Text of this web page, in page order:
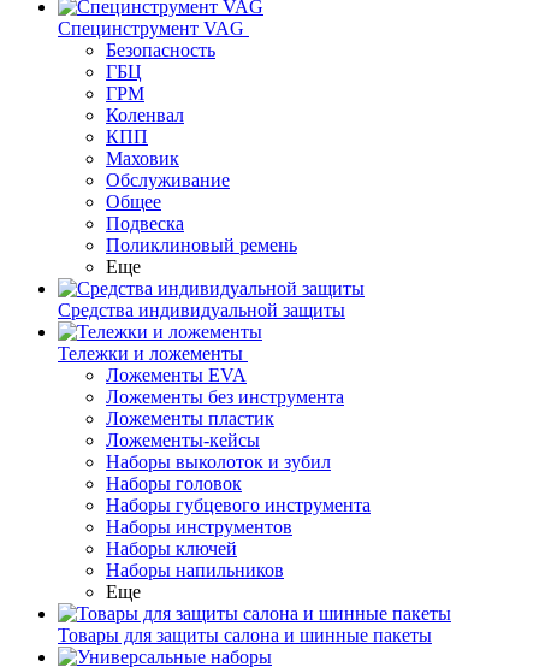
Специнструмент VAG
Безопасность
ГБЦ
ГРМ
Коленвал
КПП
Маховик
Обслуживание
Общее
Подвеска
Поликлиновый ремень
Еще
Средства индивидуальной защиты
Тележки и ложементы
Ложементы EVA
Ложементы без инструмента
Ложементы пластик
Ложементы-кейсы
Наборы выколоток и зубил
Наборы головок
Наборы губцевого инструмента
Наборы инструментов
Наборы ключей
Наборы напильников
Еще
Товары для защиты салона и шинные пакеты